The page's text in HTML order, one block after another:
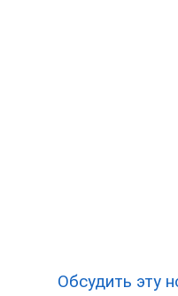
Обсудить эту